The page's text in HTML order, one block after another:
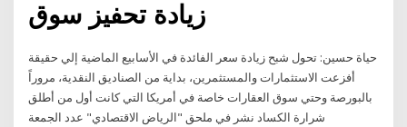
حياة حسين: تحول شبح زيادة سعر الفائدة في الأسابيع الماضية إلي حقيقة
أفزعت الاستثمارات والمستثمرين، بداية من الصناديق النقدية، مروراً
بالبورصة وحتي سوق العقارات خاصة في أمريكا التي كانت أول من أطلق
شرارة الكساد نشر في ملحق "الرياض الاقتصادي" عدد الجمعة